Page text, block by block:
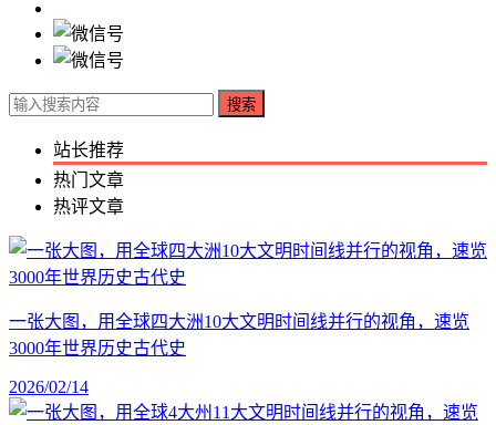
搜索
站长推荐
热门文章
热评文章
一张大图，用全球四大洲10大文明时间线并行的视角，速览
3000年世界历史古代史
2026/02/14